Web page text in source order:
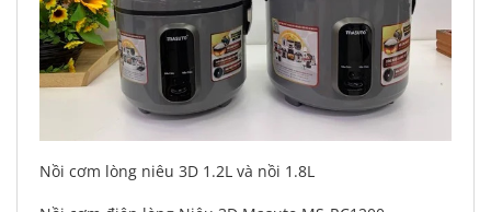
Nồi cơm lòng niêu 3D 1.2L và nồi 1.8L